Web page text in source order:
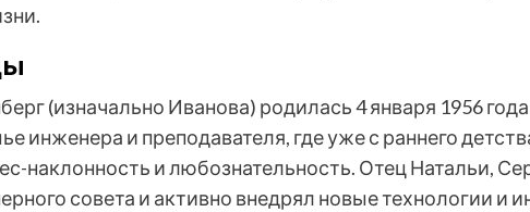
(изначально Иванова) родилась 4 января 1956
инженера и преподавателя, где уже с раннего
наклонность и любознательность. Отец Натальи,
совета и активно внедрял новые технологии и